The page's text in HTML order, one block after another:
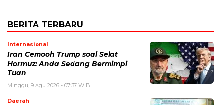
BERITA TERBARU
Internasional
Iran Cemooh Trump soal Selat
Hormuz: Anda Sedang Bermimpi
Tuan
Minggu, 9 Agu 2026 - 07:37 WIB
Daerah